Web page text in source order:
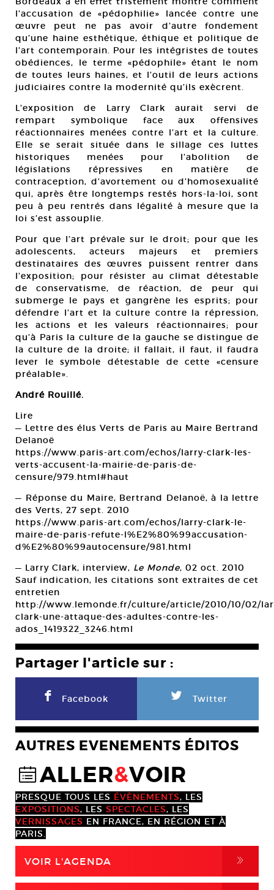
l’accusation de «pédophilie» lancée contre une
œuvre peut ne pas avoir d’autre fondement
qu’une haine esthétique, éthique et politique de
l’art contemporain. Pour les intégristes de toutes
obédiences, le terme «pédophile» étant le nom
de toutes leurs haines, et l’outil de leurs actions
judiciaires contre la modernité qu’ils exècrent.
L’exposition de Larry Clark aurait servi de
rempart symbolique face aux offensives
réactionnaires menées contre l’art et la culture.
Elle se serait située dans le sillage ces luttes
historiques menées pour l’abolition de
législations répressives en matière de
contraception, d’avortement ou d’homosexualité
qui, après être longtemps restés hors-la-loi, sont
peu à peu rentrés dans légalité à mesure que la
loi s’est assouplie.
Pour que l’art prévale sur le droit; pour que les
adolescents, acteurs majeurs et premiers
destinataires des œuvres puissent rentrer dans
l’exposition; pour résister au climat détestable
de conservatisme, de réaction, de peur qui
submerge le pays et gangrène les esprits; pour
défendre l’art et la culture contre la répression,
les actions et les valeurs réactionnaires; pour
qu’à Paris la culture de la gauche se distingue de
la culture de la droite; il fallait, il faut, il faudra
lever le symbole détestable de cette «censure
préalable».
André Rouillé.
Lire
— Lettre des élus Verts de Paris au Maire Bertrand
Delanoë
https://www.paris-art.com/echos/larry-clark-les-
verts-accusent-la-mairie-de-paris-de-
censure/979.html#haut
— Réponse du Maire, Bertrand Delanoë, à la lettre
des Verts, 27 sept. 2010
https://www.paris-art.com/echos/larry-clark-le-
maire-de-paris-refute-l%E2%80%99accusation-
d%E2%80%99autocensure/981.html
— Larry Clark, interview, Le Monde, 02 oct. 2010
Sauf indication, les citations sont extraites de cet
entretien
http://www.lemonde.fr/culture/article/2010/10/02/
clark-une-attaque-des-adultes-contre-les-
ados_1419322_3246.html
Partager l'article sur :
F Facebook L Twitter
AUTRES EVENEMENTS ÉDITOS
@ALLER&VOIR
PRESQUE TOUS LES ÉVÈNEMENTS, LES
EXPOSITIONS, LES SPECTACLES, LES
VERNISSAGES EN FRANCE, EN RÉGION ET À
PARIS.
VOIR L'AGENDA ,